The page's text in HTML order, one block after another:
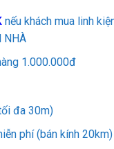
nếu khách mua linh
NHÀ
1.000.000đ
đa 30m)
phí (bán kính 20km)